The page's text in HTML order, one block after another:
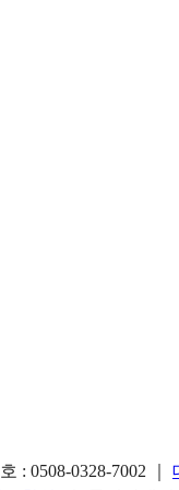
: 0508-0328-7002